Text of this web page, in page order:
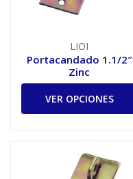
LIOI
Portacandado 1.1/2″
Zinc
VER OPCIONES